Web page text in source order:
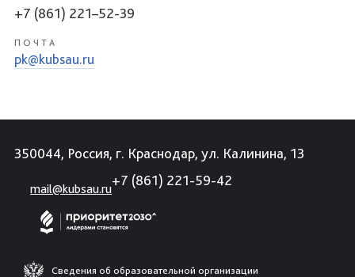
+7 (861) 221–52-39
ПОЧТА
pk@kubsau.ru
350044, Россия, г. Краснодар, ул. Калинина, 13
mail@kubsau.ru
+7 (861) 221-59-42
Сведения об образовательной организации